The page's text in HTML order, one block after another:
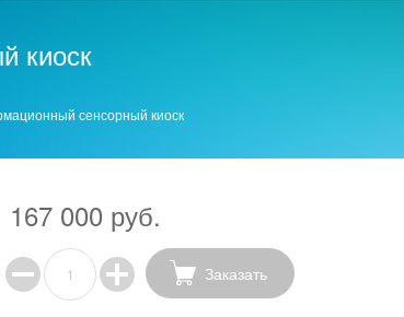
киоск
сенсорный киоск
167 000 руб.
Заказать